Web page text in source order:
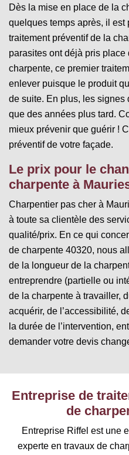
Dès la mise en place de la
quelques temps après, il est
traitement préventif de la
parasites ont déjà pris place
charpente, ce premier
enlever puisque le produit
de suite. En plus, les signes
que des années plus tard.
mieux prévenir que guérir !
préventif de votre façade.
Le prix pour le
charpente à
Charpentier pas cher à
à toute sa clientèle des
qualité/prix. En ce qui
de charpente 40320, nous
de la longueur de la
entreprendre (partielle ou
de la charpente à travailler,
acquérir, de l’accessibilité,
la durée de l’intervention,
demander votre devis
Entreprise de
de
Entreprise Riffel est une
experte en travaux de